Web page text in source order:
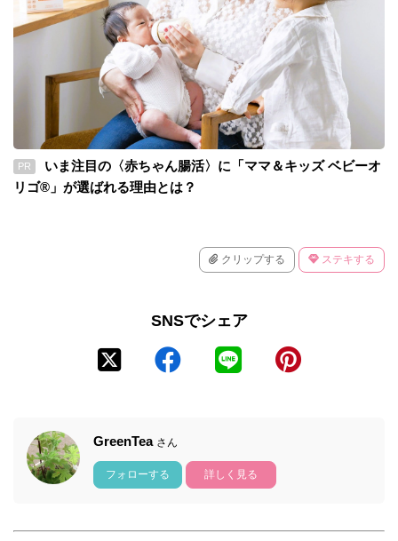
PR
いま注目の〈赤ちゃん腸活〉に「ママ＆キッズ ベビーオ
リゴ®」が選ばれる理由とは？
クリップする ステキする
SNSでシェア
GreenTea さん
フォローする 詳しく見る